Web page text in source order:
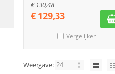
€130,48
€ 129,33
Vergelijken
Weergave: